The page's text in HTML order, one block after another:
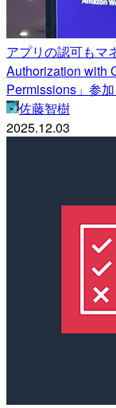
アプリの認可もマ
Authorization with
Permissions」参
佐藤智樹
2025.12.03